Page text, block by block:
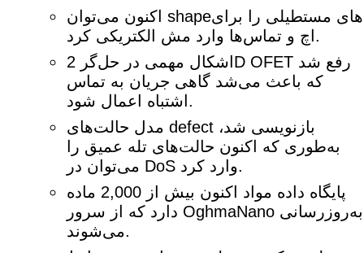
اکنون می‌توان shapeهای مستطیلی را برای
اچ و تماس‌ها وارد مش الکتریکی کرد.
اشکال مهمی در حل‌گر 2D OFET رفع شد
که باعث می‌شد گاهی جریان به تماس
اشتباه اعمال شود.
مدل حالت‌های defect بازنویسی شد،
به‌طوری که اکنون حالت‌های تله عمیق را
می‌توان در DoS وارد کرد.
پایگاه داده مواد اکنون بیش از 2,000 ماده
دارد که از سرور OghmaNano به‌روزرسانی
می‌شوند.